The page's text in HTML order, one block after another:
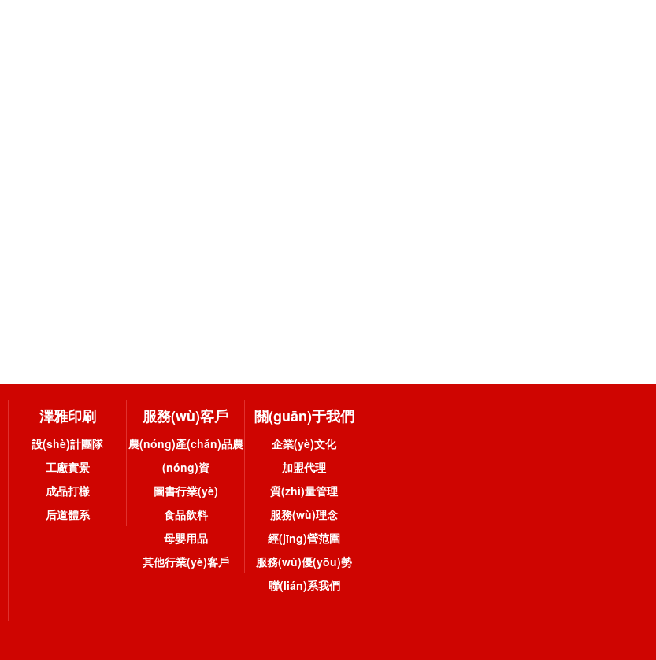
澤雅印刷
設(shè)計團隊
工廠實景
成品打樣
后道體系
服務(wù)客戶
農(nóng)產(chǎn)品農
(nóng)資
圖書行業(yè)
食品飲料
母嬰用品
其他行業(yè)客戶
關(guān)于我們
企業(yè)文化
加盟代理
質(zhì)量管理
服務(wù)理念
經(jīng)營范圍
服務(wù)優(yōu)勢
聯(lián)系我們